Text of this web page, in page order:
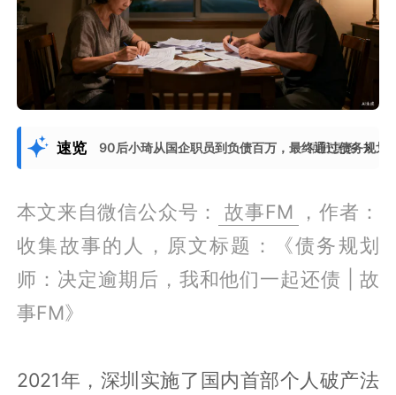
速览 90后小琦从国企职员到负债百万，最终通过债务规
展开更多
本文来自微信公众号： 故事FM
，作者：
收集故事的人，原文标题：《债务规划
师：决定逾期后，我和他们一起还债 | 故
事FM》
2021年，深圳实施了国内首部个人破产法